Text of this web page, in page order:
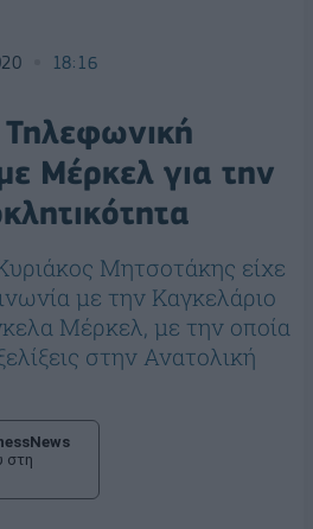
18:16
Μέρκελ για την
Μητσοτάκης είχε
με την Καγκελάριο
Μέρκελ, με την οποία
στην Ανατολική
στη